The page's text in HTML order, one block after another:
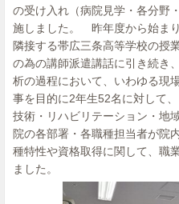
の受け入れ（病院見学・各分野
施しました。 昨年度から始ま
隣接する帯広三条高等学校の授
の為の講師派遣講話に引き続き
析の過程において、いわゆる現
事を目的に2年生52名に対して
技術・リハビリテーション・地
院の各部署・各職種担当者が院
種特性や資格取得に関して、職
ました。